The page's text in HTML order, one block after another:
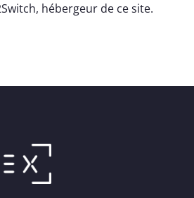
hébergeur de ce site.